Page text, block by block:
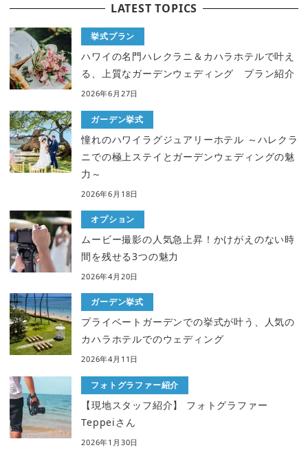
LATEST TOPICS
挙式プラン
ハワイの名門ハレクラニ＆カハラホテルで叶え
る、上質なガーデンウェディング プラン紹介
2026年6月27日
ガーデン挙式
憧れのハワイラグジュアリーホテル ～ハレクラ
ニでの極上ステイとガーデンウェディングの魅
力～
2026年6月18日
オプション
ムービー撮影の人気急上昇！かけがえのない時
間を残せる3つの魅力
2026年4月20日
ガーデン挙式
プライベートガーデンでの挙式が叶う、人気の
カハラホテルでのウェディング
2026年4月11日
フォトグラファー紹介
【現地スタッフ紹介】 フォトグラファー
Teppeiさん
2026年1月30日